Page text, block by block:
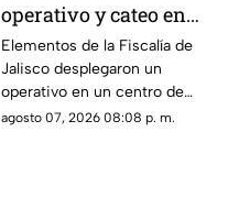
operativo y cateo en
anexo de la colonia
Olímpica en
Guadalajara
Elementos de la Fiscalía de
Jalisco desplegaron un
operativo en un centro de
rehabilitación de la colonia
agosto 07, 2026 08:08 p. m.